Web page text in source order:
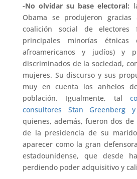
-No olvidar su base electoral:
Obama se produjeron
coalición social de electores
principales minorías
afroamericanos y judíos) y
discriminados de la sociedad,
mujeres. Su discurso y sus
muy en cuenta los anhelos
población. Igualmente, tal
consultores Stan Greenberg
quienes, además, fueron dos de
de la presidencia de su
aparecer como la gran
estadounidense, que desde
perdiendo poder adquisitivo y